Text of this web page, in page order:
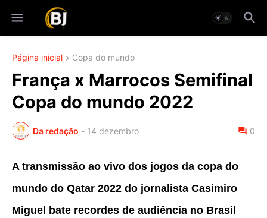
Página inicial Copa do mundo
França x Marrocos Semifinal
Copa do mundo 2022
Da redação - 14 dezembro 0
A transmissão ao vivo dos jogos da copa do
mundo do Qatar 2022 do jornalista Casimiro
Miguel bate recordes de audiência no Brasil